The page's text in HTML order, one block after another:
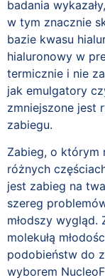
badania
w tym znacznie
bazie kwasu
hialuronowy w
termicznie i nie
jak emulgatory
zmniejszone jest
zabiegu.
Zabieg, o którym
różnych
jest zabieg na
szereg
młodszy
molekułą
podobieństw do
wyborem